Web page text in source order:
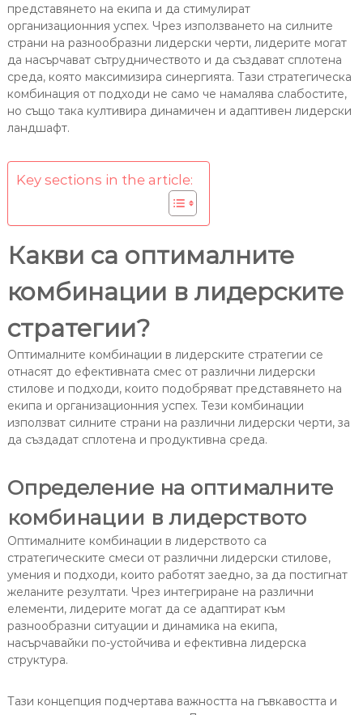
представянето на екипа и да стимулират
организационния успех. Чрез използването на силните
страни на разнообразни лидерски черти, лидерите могат
да насърчават сътрудничеството и да създават сплотена
среда, която максимизира синергията. Тази стратегическа
комбинация от подходи не само че намалява слабостите,
но също така култивира динамичен и адаптивен лидерски
ландшафт.
Key sections in the article:
Какви са оптималните
комбинации в лидерските
стратегии?
Оптималните комбинации в лидерските стратегии се
отнасят до ефективната смес от различни лидерски
стилове и подходи, които подобряват представянето на
екипа и организационния успех. Тези комбинации
използват силните страни на различни лидерски черти, за
да създадат сплотена и продуктивна среда.
Определение на оптималните
комбинации в лидерството
Оптималните комбинации в лидерството са
стратегическите смеси от различни лидерски стилове,
умения и подходи, които работят заедно, за да постигнат
желаните резултати. Чрез интегриране на различни
елементи, лидерите могат да се адаптират към
разнообразни ситуации и динамика на екипа,
насърчавайки по-устойчива и ефективна лидерска
структура.
Тази концепция подчертава важността на гъвкавостта и